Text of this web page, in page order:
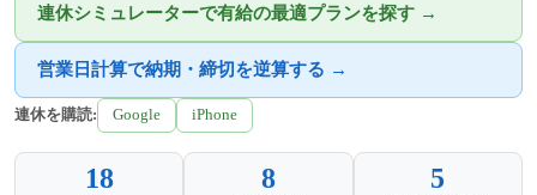
連休シミュレーターで有給の最適プランを探す →
営業日計算で納期・締切を逆算する →
連休を購読: Google iPhone
18 8 5